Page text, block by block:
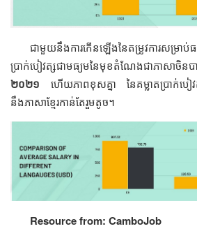
ជាមួយនឹងការកើនឡើងនៃតម្រូវការសម្រា
ប្រាក់បៀវត្សជាមធ្យមនៃមុខតំណែងជាភាសាចិន
២០២១ ហើយភាពខុសគ្នា នៃគម្លាតប្រាក់បៀ
នឹងភាសាខ្មែរកាន់តែរួមតូច។
Resource from: CamboJob